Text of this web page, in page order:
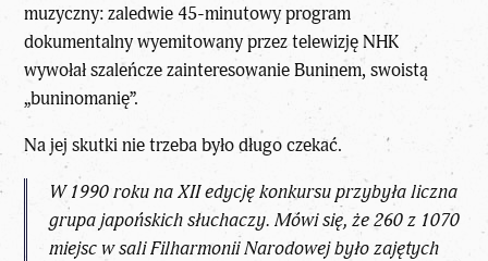
muzyczny: zaledwie 45-minutowy program
dokumentalny wyemitowany przez telewizję NHK
wywołał szaleńcze zainteresowanie Buninem, swoistą
„buninomanię”.
Na jej skutki nie trzeba było długo czekać.
W 1990 roku na XII edycję konkursu przybyła liczna
grupa japońskich słuchaczy. Mówi się, że 260 z 1070
miejsc w sali Filharmonii Narodowej było zajętych